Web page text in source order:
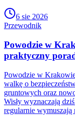
6 sie 2026
Przewodnik
Powodzie w
praktyczny
Powodzie w
walkę o
gruntowych oraz
Wisły wyznaczają
regularnie